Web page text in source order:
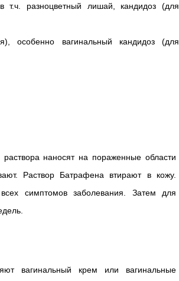
т.ч. разноцветный лишай, кандидоз (для
особенно вагинальный кандидоз (для
наносят на пораженные области
Раствор Батрафена втирают в кожу.
симптомов заболевания. Затем для
вагинальный крем или вагинальные